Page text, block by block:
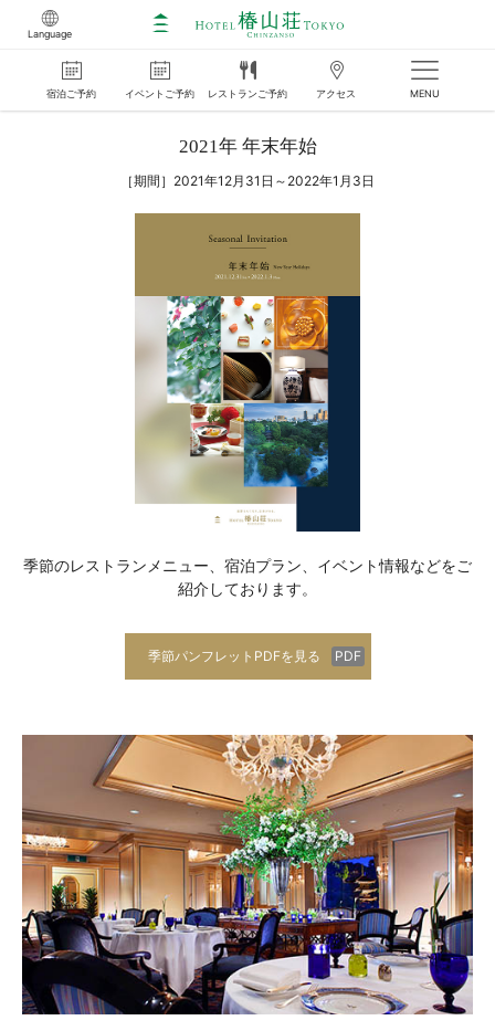
Language
宿泊ご予約 イベント ご予約 レストラン ご予約 アクセス MENU
2021年 年末年始
［期間］2021年12月31日～2022年1月3日
季節のレストランメニュー、宿泊プラン、イベント情報などをご
紹介しております。
季節パンフレットPDFを見る